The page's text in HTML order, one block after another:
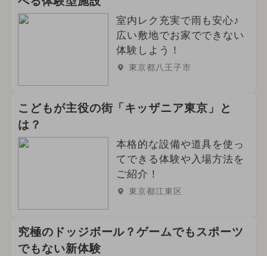
室内レク充実で雨も安心♪
広い敷地でお家でできない
体験しよう！
東京都八王子市
こどもが主役の街「キッザニア東京」と
は？
本格的な設備や道具を使っ
てできる体験や入場方法を
ご紹介！
東京都江東区
究極のドッジボール？ゲームでもスポーツ
でもない新体験